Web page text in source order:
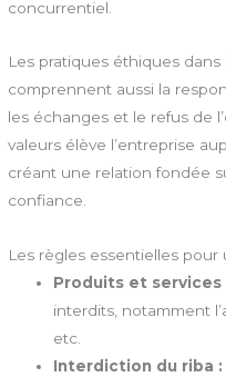
concurrentiel.
Les pratiques éthiques
comprennent aussi la
les échanges et le refus de
valeurs élève l’entreprise
créant une relation fondée
confiance.
Les règles essentielles
Produits et services
interdits, notamment
etc.
Interdiction du riba :